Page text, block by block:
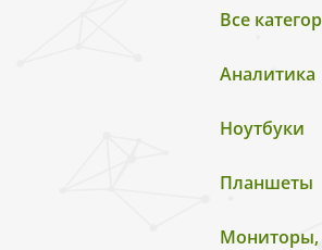
Все
Аналитика
Ноутбуки
Планшеты
Мониторы,